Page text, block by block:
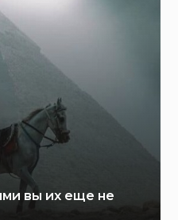
вы их еще не